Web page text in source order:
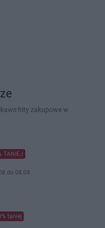
hity zakupowe w
TANIEJ
do 08.08
taniej